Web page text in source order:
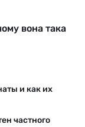
вона така
и как их
частного